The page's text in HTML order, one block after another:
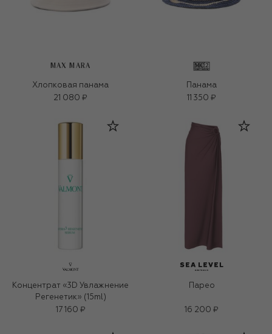
MAX MARA
Хлопковая панама
21 080 ₽
Панама
11 350 ₽
Концентрат «3D Увлажнение
Регенетик» (15ml)
17 160 ₽
Парео
16 200 ₽